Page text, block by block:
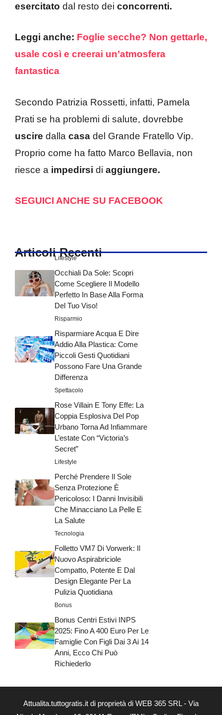
esercitato dal resto dei concorrenti.
Leggi anche: Foglie secche? Non gettarle,
usale così e creerai un’atmosfera
fantastica
Secondo Patrizia Rossetti, infatti, Pamela
Prati se ha problemi di salute, dovrebbe
uscire dalla casa del Grande Fratello Vip.
Proprio come ha fatto Marco Bellavia, non
riesce a impedirsi di aggiungere.
SEGUICI ANCHE SU FACEBOOK
Articoli Recenti
Lifestyle
Occhiali Da Sole: Scopri
Come Scegliere Il Modello
Perfetto In Base Alla Forma
Del Tuo Viso!
Risparmio
Risparmiare Acqua E Dire
Addio Alla Plastica: Come
Piccoli Gesti Quotidiani
Possono Fare Una Grande
Differenza
Spettacolo
Rose Villain E Tony Effe: La
Coppia Esplosiva Del Pop
Urbano Torna Ad Infiammare
L’estate Con “Victoria’s
Secret”
Lifestyle
Perché Prendere Il Sole
Senza Protezione È
Pericoloso: I Danni Invisibili
Che Minacciano La Pelle E
La Salute
Tecnologia
Folletto VM7 Di Vorwerk: Il
Nuovo Aspirabriciole
Compatto, Potente E Dal
Design Elegante Per La
Pulizia Quotidiana
Bonus
Bonus Centri Estivi INPS
2025: Fino A 400 Euro Per Le
Famiglie Con Figli Dai 3 Ai 14
Anni, Ecco Chi Può
Richiederlo
Attualita.tuttogratis.it di proprietà di WEB 365 SRL - Via